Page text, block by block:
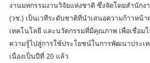
งานมหกรรมงานวิจัยแห่งชาติ ซึ่งจัดโดยสำนักง
(วช.) เป็นเวทีระดับชาติที่นำเสนอความก้าวหน้า
เทคโนโลยี และนวัตกรรมที่มีคุณภาพ เพื่อเชื่อม
ความรู้ไปสู่การใช้ประโยชน์ในการพัฒนาประ
เนื่องเป็นปีที่ 20 แล้ว